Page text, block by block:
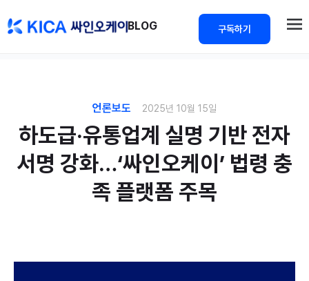
BLOG
구독하기
언론보도 2025년 10월 15일
하도급·유통업계 실명 기반 전자
서명 강화…‘싸인오케이’ 법령 충
족 플랫폼 주목